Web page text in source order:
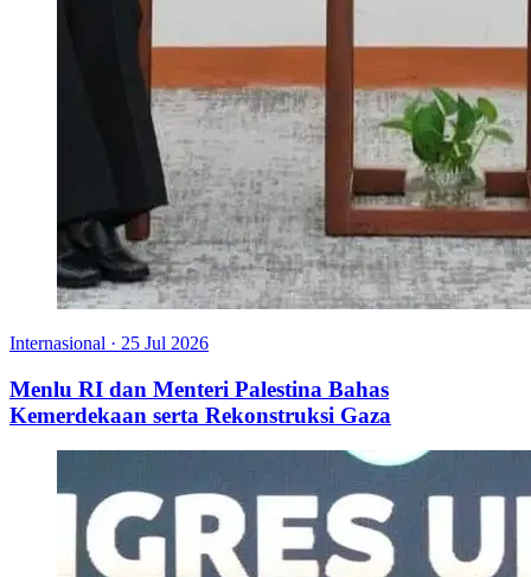
Internasional · 25 Jul 2026
Menlu RI dan Menteri Palestina Bahas
Kemerdekaan serta Rekonstruksi Gaza